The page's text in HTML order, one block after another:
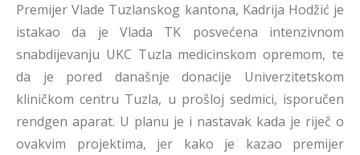
Premijer Vlade Tuzlanskog kantona, Kadrija Hodžić je
istakao da je Vlada TK posvećena intenzivnom
snabdijevanju UKC Tuzla medicinskom opremom, te
da je pored današnje donacije Univerzitetskom
kliničkom centru Tuzla, u prošloj sedmici, isporučen
rendgen aparat. U planu je i nastavak kada je riječ o
ovakvim projektima, jer kako je kazao premijer